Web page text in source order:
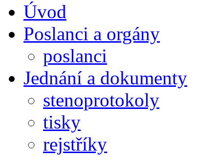
Úvod
Poslanci a orgány
poslanci
Jednání a dokumenty
stenoprotokoly
tisky
rejstříky